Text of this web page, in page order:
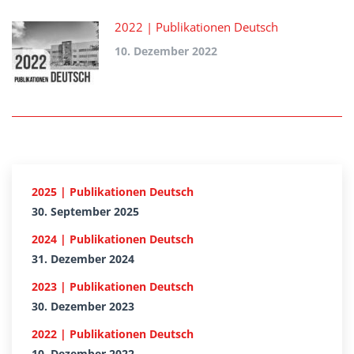
2022 | Publikationen Deutsch
10. Dezember 2022
2025 | Publikationen Deutsch
30. September 2025
2024 | Publikationen Deutsch
31. Dezember 2024
2023 | Publikationen Deutsch
30. Dezember 2023
2022 | Publikationen Deutsch